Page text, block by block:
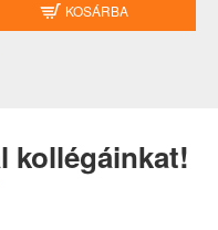
KOSÁRBA
kollégáinkat!